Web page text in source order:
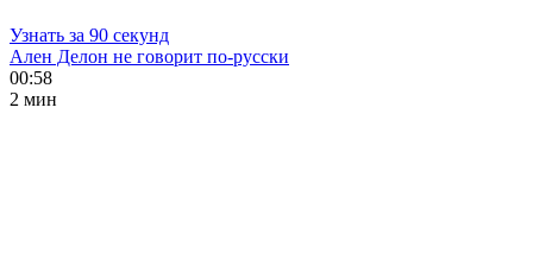
Узнать за 90 секунд
Ален Делон не говорит по-русски
00:58
2 мин